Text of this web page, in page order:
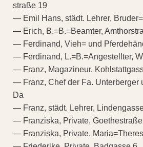
straße 19
— Emil Hans, städt. Lehrer,
— Erich, B.=B.=Beamter,
— Ferdinand, Vieh= und
— Ferdinand, L.=B.=Angestellter,
— Franz, Magazineur,
— Franz, Chef der Fa. Unterberger
Da
— Franz, städt. Lehrer,
— Franziska, Private,
— Franziska, Private,